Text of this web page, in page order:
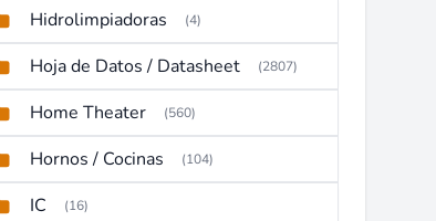
Hidrolimpiadoras (4)
Hoja de Datos / Datasheet (2807)
Home Theater (560)
Hornos / Cocinas (104)
IC (16)